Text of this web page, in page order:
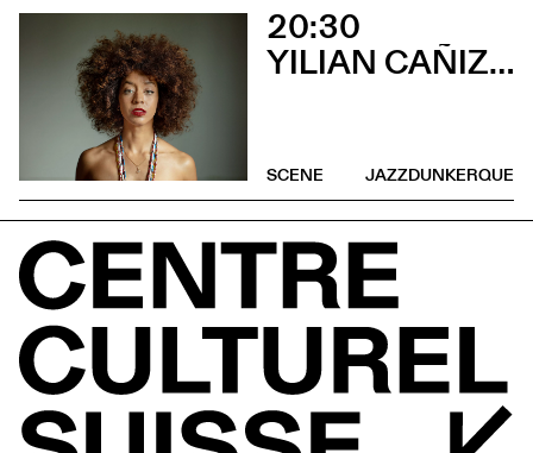
20:30
YILIAN CAÑIZARES
JAZZDUNKERQUE
SCENE